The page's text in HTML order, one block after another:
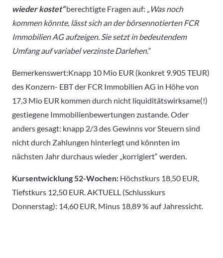
wieder kostet“berechtigte Fragen auf: „
Was noch
kommen könnte, lässt sich an der börsennotierten FCR
Immobilien AG aufzeigen. Sie setzt in bedeutendem
Umfang auf variabel verzinste Darlehen.“
Bemerkenswert:Knapp 10 Mio EUR (konkret 9.905 TEUR)
des Konzern- EBT der FCR Immobilien AG in Höhe von
17,3 Mio EUR kommen durch nicht liquiditätswirksame(!)
gestiegene Immobilienbewertungen zustande. Oder
anders gesagt: knapp 2/3 des Gewinns vor Steuern sind
nicht durch Zahlungen hinterlegt und könnten im
nächsten Jahr durchaus wieder „korrigiert“ werden.
Kursentwicklung 52-Wochen: Höchstkurs 18,50 EUR,
Tiefstkurs 12,50 EUR. AKTUELL (Schlusskurs
Donnerstag): 14,60 EUR, Minus 18,89 % auf Jahressicht.